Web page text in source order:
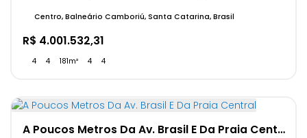
R$ 4.001.532,31
Centro, Balneário Camboriú, Santa Catarina, Brasil
4 4 181m² 4 4
A Poucos Metros Da Av. Brasil E Da Praia Central